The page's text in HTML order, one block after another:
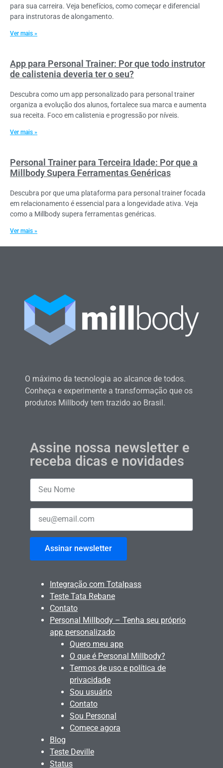
para sua carreira. Veja benefícios, como começar e diferencial
para instrutoras de alongamento.
Ver mais »
App para Personal Trainer: Por que todo instrutor
de calistenia deveria ter o seu?
Descubra como um app personalizado para personal trainer
organiza a evolução dos alunos, fortalece sua marca e aumenta
sua receita. Foco em calistenia e progressão por níveis.
Ver mais »
Personal Trainer para Terceira Idade: Por que a
Millbody Supera Ferramentas Genéricas
Descubra por que uma plataforma para personal trainer focada
em relacionamento é essencial para a longevidade ativa. Veja
como a Millbody supera ferramentas genéricas.
Ver mais »
O máximo da tecnologia ao alcance de todos.
Conheça e experimente a transformação que os
produtos Millbody tem trazido ao Brasil.
Assine nossa newsletter e
receba dicas e novidades
Assinar newsletter
Integração com Totalpass
Teste Tata Rebane
Contato
Personal Millbody – Tenha seu próprio
app personalizado
Quero meu app
O que é Personal Millbody?
Termos de uso e política de
privacidade
Sou usuário
Contato
Sou Personal
Comece agora
Blog
Teste Deville
Status